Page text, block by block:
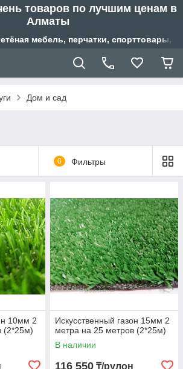
товаров по лучшим ценам в
Алматы
мебель, перчатки,
Дом и сад
0 Фильтры
10мм 2
(2*25м)
Искусственный газон 15мм 2
метра на 25 метров (2*25м)
В наличии
116 550 ₸/рулон